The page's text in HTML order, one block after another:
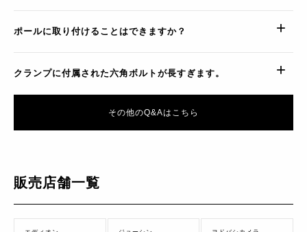
ポールに取り付けることはできますか？
クランプに付属された六角ボルトが長すぎます。
その他のQ&Aはこちら
販売店舗一覧